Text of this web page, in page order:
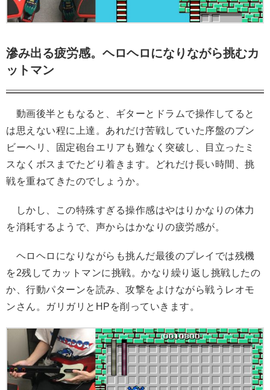
滲み出る疲労感。ヘロヘロになりながら挑むカ
ットマン
動画後半ともなると、ギターとドラムで操作してると
は思えない程に上達。あれだけ苦戦していた序盤のブン
ビーヘリ、固定砲台エリアも難なく突破し、目立ったミ
スなくボスまでたどり着きます。どれだけ長い時間、挑
戦を重ねてきたのでしょうか。
しかし、この特殊すぎる操作感はやはりかなりの体力
を消耗するようで、声からはかなりの疲労感が。
ヘロヘロになりながらも挑んだ最後のプレイでは残機
を2残してカットマンに挑戦。かなり繰り返し挑戦したの
か、行動パターンを読み、攻撃をよけながら戦うレオモ
ンさん。ガリガリとHPを削っていきます。